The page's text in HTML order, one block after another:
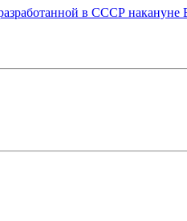
в СССР накануне